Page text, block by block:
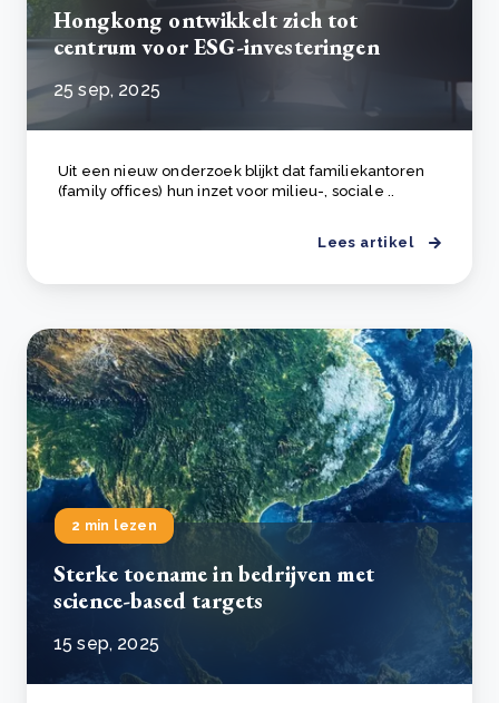
Hongkong ontwikkelt zich tot
centrum voor ESG-investeringen
25 sep, 2025
Uit een nieuw onderzoek blijkt dat familiekantoren
(family offices) hun inzet voor milieu-, sociale ..
Lees artikel
2 min lezen
Sterke toename in bedrijven met
science-based targets
15 sep, 2025